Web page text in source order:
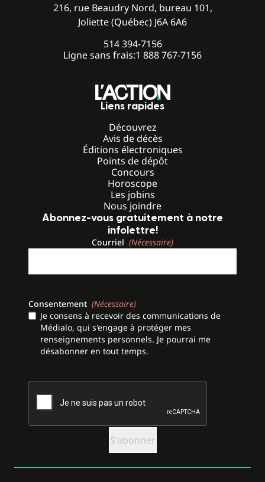
216, rue Beaudry Nord, bureau 101,
Joliette (Québec) J6A 6A6
514 394-7156
Ligne sans frais:1 888 767-7156
Liens rapides
Découvrez
Avis de décès
Éditions électroniques
Points de dépôt
Concours
Horoscope
Les jobins
Nous joindre
Abonnez-vous gratuitement à notre
infolettre!
Courriel (Nécessaire)
Consentement (Nécessaire)
Je consens à recevoir des communications de
Médialo, qui s'engage à protéger mes
renseignements personnels. Je pourrai me
désabonner en tout temps.